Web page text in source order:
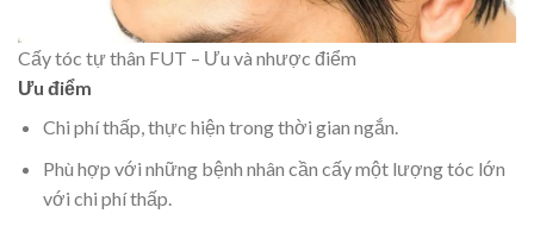
Cấy tóc tự thân FUT – Ưu và nhược điểm
Ưu điểm
Chi phí thấp, thực hiện trong thời gian ngắn.
Phù hợp với những bệnh nhân cần cấy một lượng tóc lớn
với chi phí thấp.